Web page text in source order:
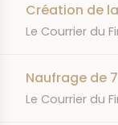
Création de
JOURNAL
Le Courrier du
Naufrage de
JOURNAL
Le Courrier du